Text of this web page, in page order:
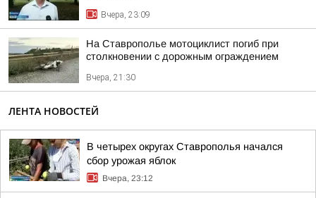
Вчера, 23:09
На Ставрополье мотоциклист погиб при
столкновении с дорожным ограждением
Вчера, 21:30
ЛЕНТА НОВОСТЕЙ
В четырех округах Ставрополья начался
сбор урожая яблок
Вчера, 23:12